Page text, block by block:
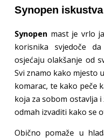
Synopen
Synopen mast je vrlo
korisnika svjedoče
osjećaju olakšanje od
Svi znamo kako mjesto
komarac, te kako peče
koja za sobom ostavlja
odmah izvaditi kako se
Obično pomaže u